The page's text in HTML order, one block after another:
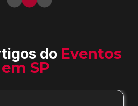
do Eventos
em SP